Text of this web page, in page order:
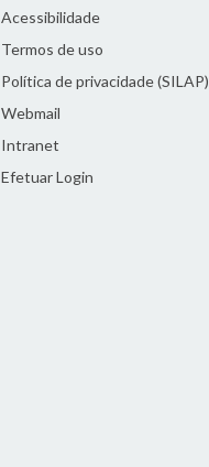
Acessibilidade
Termos de uso
Política de privacidade (SILAP)
Webmail
Intranet
Efetuar Login